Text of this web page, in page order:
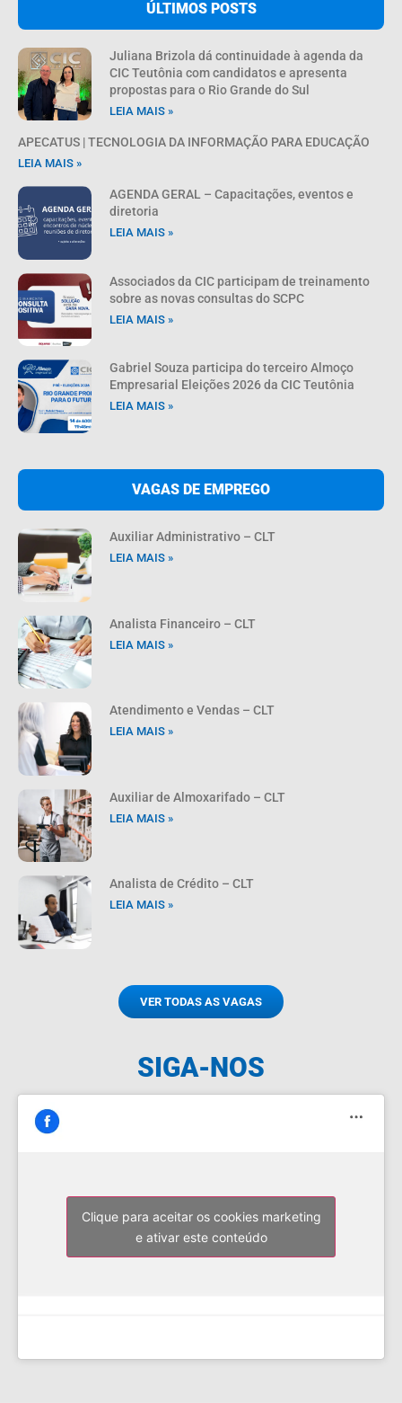
ÚLTIMOS POSTS
Juliana Brizola dá continuidade à agenda da
CIC Teutônia com candidatos e apresenta
propostas para o Rio Grande do Sul
LEIA MAIS »
APECATUS | TECNOLOGIA DA INFORMAÇÃO PARA EDUCAÇÃO
LEIA MAIS »
AGENDA GERAL – Capacitações, eventos e
diretoria
LEIA MAIS »
Associados da CIC participam de treinamento
sobre as novas consultas do SCPC
LEIA MAIS »
Gabriel Souza participa do terceiro Almoço
Empresarial Eleições 2026 da CIC Teutônia
LEIA MAIS »
VAGAS DE EMPREGO
Auxiliar Administrativo – CLT
LEIA MAIS »
Analista Financeiro – CLT
LEIA MAIS »
Atendimento e Vendas – CLT
LEIA MAIS »
Auxiliar de Almoxarifado – CLT
LEIA MAIS »
Analista de Crédito – CLT
LEIA MAIS »
VER TODAS AS VAGAS
SIGA-NOS
Clique para aceitar os cookies marketing
e ativar este conteúdo